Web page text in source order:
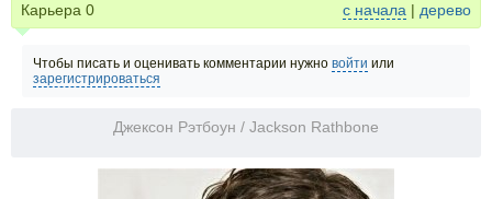
Карьера 0 с начала | дерево
Чтобы писать и оценивать комментарии нужно войти или
зарегистрироваться
Джексон Рэтбоун / Jackson Rathbone